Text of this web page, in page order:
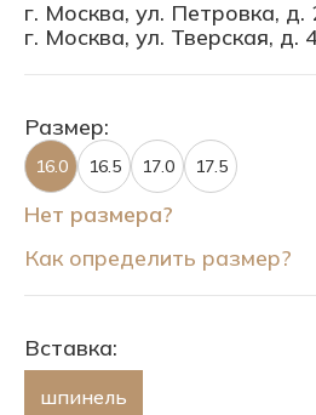
г. Москва, ул. Петровка, д.
г. Москва, ул. Тверская, д.
Размер:
16.0 16.5 17.0 17.5
Нет размера?
Как определить размер?
Вставка:
шпинель